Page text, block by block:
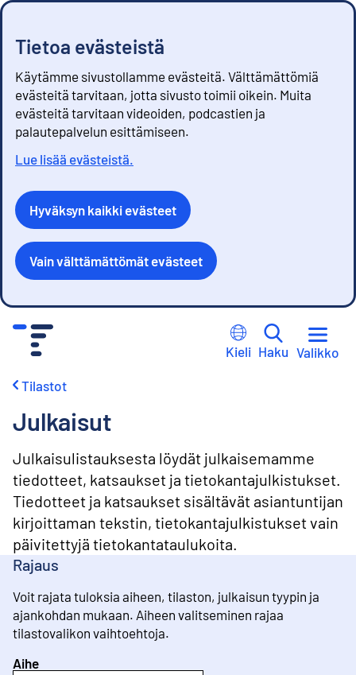
Tietoa evästeistä
Käytämme sivustollamme evästeitä. Välttämättömiä
evästeitä tarvitaan, jotta sivusto toimii oikein. Muita
evästeitä tarvitaan videoiden, podcastien ja
palautepalvelun esittämiseen.
Lue lisää evästeistä.
Hyväksyn kaikki evästeet
Vain välttämättömät evästeet
Kieli Haku Valikko
Tilastot
Julkaisut
Julkaisulistauksesta löydät julkaisemamme
tiedotteet, katsaukset ja tietokantajulkistukset.
Tiedotteet ja katsaukset sisältävät asiantuntijan
kirjoittaman tekstin, tietokantajulkistukset vain
päivitettyjä tietokantataulukoita.
Rajaus
Voit rajata tuloksia aiheen, tilaston, julkaisun tyypin ja
ajankohdan mukaan. Aiheen valitseminen rajaa
tilastovalikon vaihtoehtoja.
Aihe